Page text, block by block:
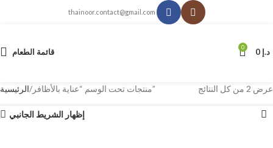
thainoor.contact@gmail.com
قائمة الطعام 0 د.إ
الرئيسية منتجات تحت الوسم “عناية بالأظافر” عرض ⁦2⁩ من كل النتائج
إظهار الشريط الجانبي